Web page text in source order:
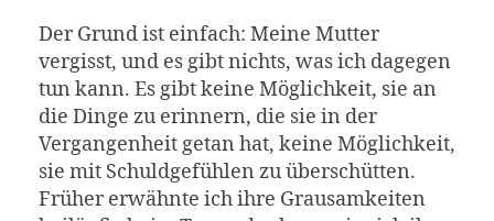
Der Grund ist einfach: Meine Mutter
vergisst, und es gibt nichts, was ich dagegen
tun kann. Es gibt keine Möglichkeit, sie an
die Dinge zu erinnern, die sie in der
Vergangenheit getan hat, keine Möglichkeit,
sie mit Schuldgefühlen zu überschütten.
Früher erwähnte ich ihre Grausamkeiten